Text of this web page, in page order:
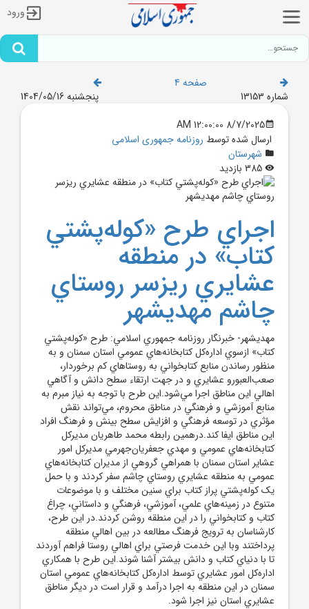
ورود
صفحه 4
شماره 13153
پنجشنبه 1404/05/16
8/7/2025 12:00:00 AM
ارسال شده توسط روزنامه جمهوری اسلامی
شهرستان
اجراي طرح «کوله‌پشتي
کتاب» در منطقه
عشايري ريزسر روستاي
چاشم مهديشهر
مهديشهر- خبرنگار روزنامه جمهوري اسلامي: طرح «کوله‌پشتي
کتاب» ازسوي اداره‌کل کتابخانه‌هاي عمومي استان سمنان و به
منظور رساندن منابع کتابخواني به روستاهاي کم برخوردار،
صعب‌العبورو عشايري و در جهت ارتقاء سطح دانش و آگاهي
اهالي اين مناطق اجرا مي‌شود.اين طرح با توجه به نياز مبرم به
منابع آموزشي و فرهنگي در مناطق محروم، مي‌تواند نقش
مؤثري در توسعه فرهنگي و افزايش سطح بينش و فرهنگ افراد
اين مناطق ايفا کند.درهمين رابطه محمد طاهريان مديرکل
کتابخانه‌هاي عمومي و مهدي جعفريان‌جهرمي مديرکل امور
عشاير استان سمنان با همراهي گروهي از مديران کتابخانه‌هاي
عمومي به منطقه عشايري روستاي چاشم سفر کردند و با حمل
يک کوله‌پشتي پراز کتاب براي سنين مختلف و با موضوعات
متنوع در زمينه‌هاي علمي، آموزشي، فرهنگي و داستاني، چراغ
کتاب و کتابخواني را در اين منطقه روشن کردند.در اين طرح،
کارشناسان به ترويج فرهنگ مطالعه در بين اهالي منطقه
پرداختند وبا اين خدمت فرصتي براي اهالي روستا فراهم آوردند
تا با دنياي کتاب و دانش بيشتر آشنا شوند.اين طرح با همکاري
اداره‌کل امور عشايري توسط اداره‌کل کتابخانه‌هاي عمومي استان
سمنان در اين منطقه به اجرا درآمد و قرار است در ديگر مناطق
عشايري استان نيز اجرا شود.